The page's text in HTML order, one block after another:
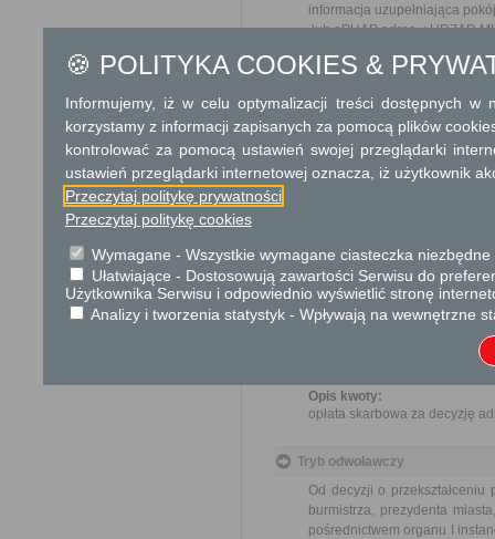
informacja uzupełniająca
lub ePUAP adres < URZĄD
Dodatkowe
Opłata
Opłata z tytułu
wartości rynkowej prawa
w operacie szacunkowym
Informacje o płatnościach
Nazwa odbiorcy rachunku
Miasto i Gmina Mordy
Kwota:
Opis kwoty:
opłata skarbowa za decyzję
Tryb odwoławczy
Od decyzji o przekształceniu
burmistrza, prezydenta
pośrednictwem organu I
🍪 POLITYKA COOKIES &
Informujemy, iż w celu optymalizacji treści dostępnych w
korzystamy z informacji zapisanych za pomocą plików
kontrolować za pomocą ustawień swojej przeglądarki
ustawień przeglądarki internetowej oznacza, iż użytkownik
Przeczytaj politykę prywatności
Przeczytaj politykę cookies
Wymagane - Wszystkie wymagane ciasteczka
Ułatwiające - Dostosowują zawartości Serwisu do
Użytkownika Serwisu i odpowiednio wyświetlić stronę
Analizy i tworzenia statystyk - Wpływają na wewnętrzne